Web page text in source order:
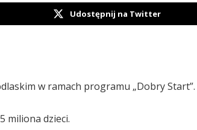
Udostępnij na Twitter
w ramach programu „Dobry Start”.
miliona dzieci.